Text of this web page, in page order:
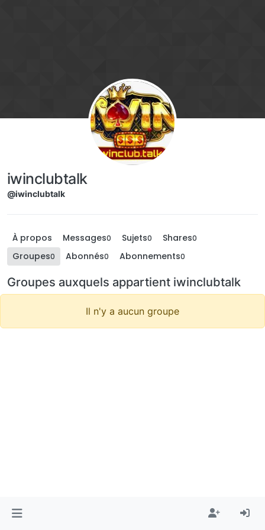
iwinclubtalk
@iwinclubtalk
À propos Messages0 Sujets0 Shares0
Groupes0 Abonnés0 Abonnements0
Groupes auxquels appartient iwinclubtalk
Il n'y a aucun groupe